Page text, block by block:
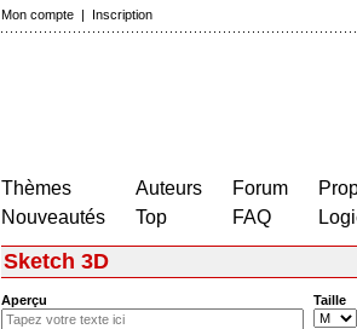
Mon compte | Inscription
Thèmes
Nouveautés
Auteurs
Top
Forum
FAQ
Sketch 3D
Aperçu Taille